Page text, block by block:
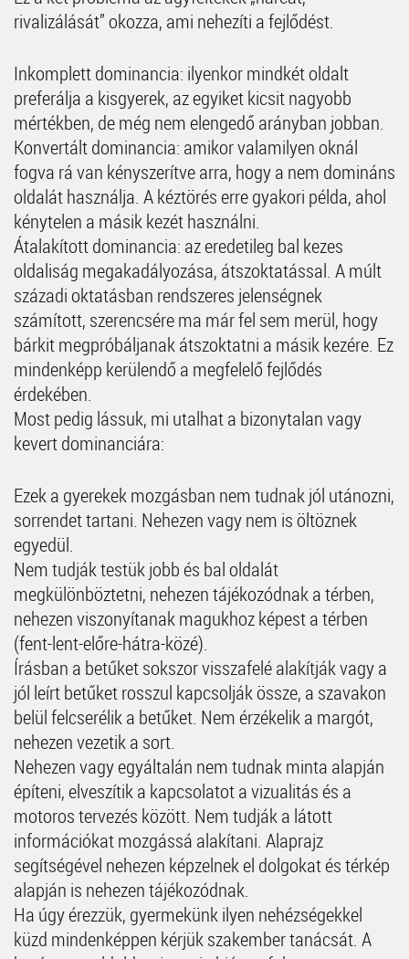
rivalizálását” okozza, ami nehezíti a fejlődést.
Inkomplett dominancia: ilyenkor mindkét oldalt
preferálja a kisgyerek, az egyiket kicsit nagyobb
mértékben, de még nem elengedő arányban jobban.
Konvertált dominancia: amikor valamilyen oknál
fogva rá van kényszerítve arra, hogy a nem domináns
oldalát használja. A kéztörés erre gyakori példa, ahol
kénytelen a másik kezét használni.
Átalakított dominancia: az eredetileg bal kezes
oldaliság megakadályozása, átszoktatással. A múlt
századi oktatásban rendszeres jelenségnek
számított, szerencsére ma már fel sem merül, hogy
bárkit megpróbáljanak átszoktatni a másik kezére. Ez
mindenképp kerülendő a megfelelő fejlődés
érdekében.
Most pedig lássuk, mi utalhat a bizonytalan vagy
kevert dominanciára:
Ezek a gyerekek mozgásban nem tudnak jól utánozni,
sorrendet tartani. Nehezen vagy nem is öltöznek
egyedül.
Nem tudják testük jobb és bal oldalát
megkülönböztetni, nehezen tájékozódnak a térben,
nehezen viszonyítanak magukhoz képest a térben
(fent-lent-előre-hátra-közé).
Írásban a betűket sokszor visszafelé alakítják vagy a
jól leírt betűket rosszul kapcsolják össze, a szavakon
belül felcserélik a betűket. Nem érzékelik a margót,
nehezen vezetik a sort.
Nehezen vagy egyáltalán nem tudnak minta alapján
építeni, elveszítik a kapcsolatot a vizualitás és a
motoros tervezés között. Nem tudják a látott
információkat mozgássá alakítani. Alaprajz
segítségével nehezen képzelnek el dolgokat és térkép
alapján is nehezen tájékozódnak.
Ha úgy érezzük, gyermekünk ilyen nehézségekkel
küzd mindenképpen kérjük szakember tanácsát. A